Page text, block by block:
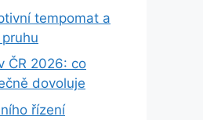
tempomat a
ČR 2026: co
dovoluje
řízení